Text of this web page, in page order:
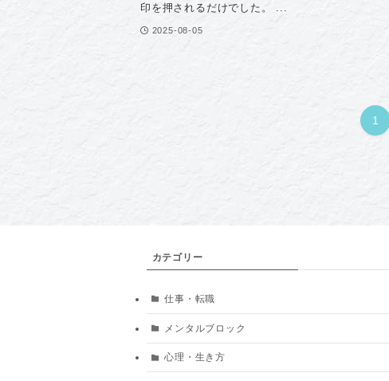
印を押されるだけでした。 ...
2025-08-05
1
カテゴリー
仕事・転職
メンタルブロック
心理・生き方